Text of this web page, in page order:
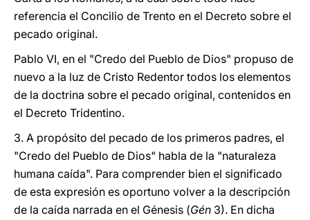
referencia el Concilio de Trento en el Decreto sobre el
pecado original.
Pablo VI, en el "Credo del Pueblo de Dios" propuso de
nuevo a la luz de Cristo Redentor todos los elementos
de la doctrina sobre el pecado original, contenidos en
el Decreto Tridentino.
3. A propósito del pecado de los primeros padres, el
"Credo del Pueblo de Dios" habla de la "naturaleza
humana caída". Para comprender bien el significado
de esta expresión es oportuno volver a la descripción
de la caída narrada en el Génesis (Gén 3). En dicha